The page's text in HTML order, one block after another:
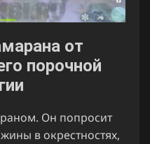
от
порочной
Он попросит
в окрестностях,